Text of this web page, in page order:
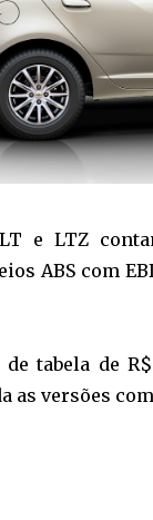
e LTZ
ABS com
tabela de
as versões